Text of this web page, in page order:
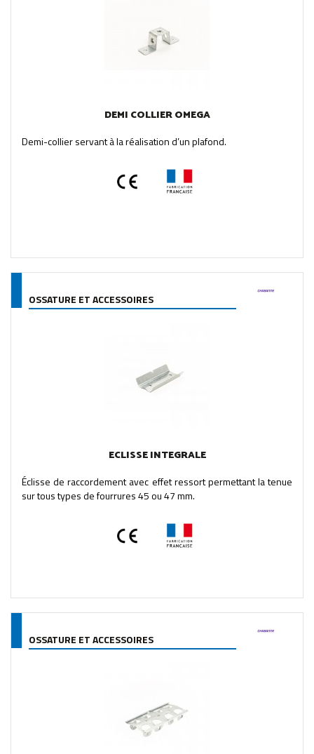
DEMI COLLIER OMEGA
Demi-collier servant à la réalisation d’un plafond.
OSSATURE ET ACCESSOIRES
ECLISSE INTEGRALE
Éclisse de raccordement avec effet ressort permettant la tenue
sur tous types de fourrures 45 ou 47 mm.
OSSATURE ET ACCESSOIRES